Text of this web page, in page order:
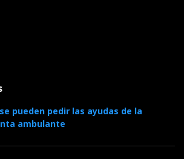
pueden pedir las ayudas de la
ambulante